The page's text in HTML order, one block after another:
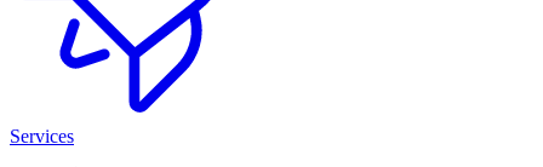
Services